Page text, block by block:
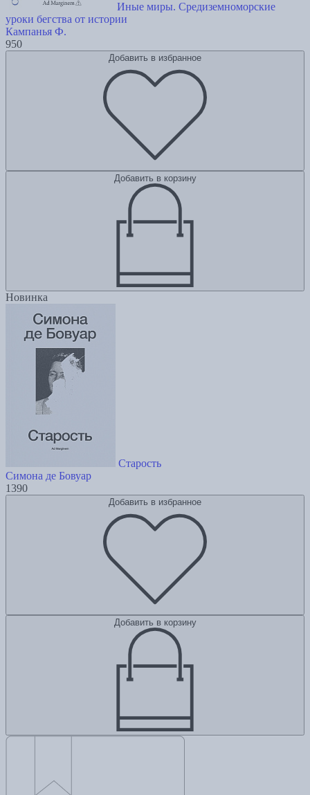
Иные миры. Средиземноморские
уроки бегства от истории
Кампанья Ф.
950
Добавить в избранное
Добавить в корзину
Новинка
Старость
Симона де Бовуар
1390
Добавить в избранное
Добавить в корзину